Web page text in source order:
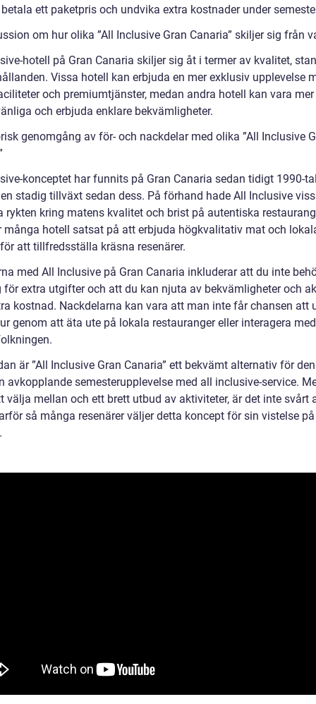
ett paketpris och undvika extra kostnader under
om hur olika ”All Inclusive Gran Canaria” skiljer sig från
hotell på Gran Canaria skiljer sig åt i termer av kvalitet,
Vissa hotell kan erbjuda en mer exklusiv upplevelse
och premiumtjänster, medan andra hotell kan vara mer
och erbjuda enklare bekvämligheter.
genomgång av för- och nackdelar med olika ”All Inclusive
konceptet har funnits på Gran Canaria sedan tidigt 1990-
stadig tillväxt sedan dess. På förhand hade All Inclusive
rykten kring matens kvalitet och brist på autentiska
många hotell satsat på att erbjuda högkvalitativ mat och
att tillfredsställa kräsna resenärer.
med All Inclusive på Gran Canaria inkluderar att du inte
för extra utgifter och att du kan njuta av bekvämligheter och
kostnad. Nackdelarna kan vara att man inte får chansen att
genom att äta ute på lokala restauranger eller interagera med
är ”All Inclusive Gran Canaria” ett bekvämt alternativ för
avkopplande semesterupplevelse med all inclusive-service.
välja mellan och ett brett utbud av aktiviteter, är det inte svårt
så många resenärer väljer detta koncept för sin vistelse